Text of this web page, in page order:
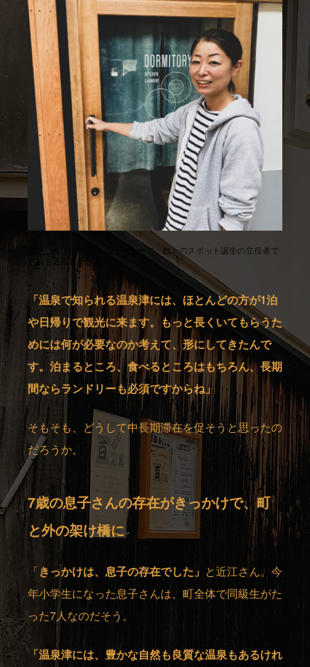
宿泊した「HÏSOM」のオーナーで、数々のスポット誕生の立役者で
もある近江雅子さん。
「温泉で知られる温泉津には、ほとんどの方が1泊
や日帰りで観光に来ます。もっと長くいてもらうた
めには何が必要なのか考えて、形にしてきたんで
す。泊まるところ、食べるところはもちろん、長期
間ならランドリーも必須ですからね」
そもそも、どうして中長期滞在を促そうと思ったの
だろうか。
7歳の息子さんの存在がきっかけで、町
と外の架け橋に
「きっかけは、息子の存在でした」 と近江さん。今
年小学生になった息子さんは、町全体で同級生がた
った7人なのだそう。
「温泉津には、豊かな自然も良質な温泉もあるけれ